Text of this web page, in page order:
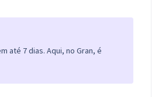
até 7 dias. Aqui, no Gran, é